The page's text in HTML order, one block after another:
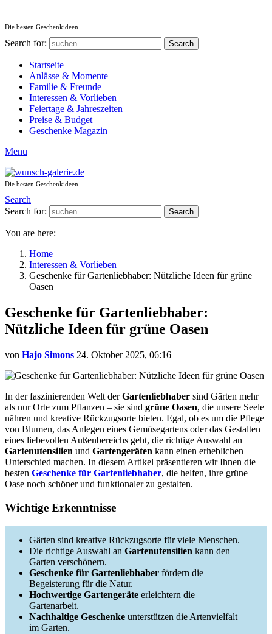
Die besten Geschenkideen
Search for: Search
Startseite
Anlässe & Momente
Familie & Freunde
Interessen & Vorlieben
Feiertage & Jahreszeiten
Preise & Budget
Geschenke Magazin
Menu
Die besten Geschenkideen
Search
Search for:
Search
You are here:
Home
Interessen & Vorlieben
Geschenke für Gartenliebhaber: Nützliche Ideen für grüne
Oasen
Geschenke für Gartenliebhaber:
Nützliche Ideen für grüne Oasen
von Hajo Simons 24. Oktober 2025, 06:16
In der faszinierenden Welt derGartenliebhaber sind Gärten mehr
als nur Orte zum Pflanzen – sie sind grüne Oasen, die unsere Seele
nähren und kreative Rückzugsorte bieten. Egal, ob es um die Pflege
von Blumen, das Anlegen eines Gemüsegartens oder das Gestalten
eines liebevollen Außenbereichs geht, die richtige Auswahl an
Gartenutensilien und Gartengeräten kann einen erheblichen
Unterschied machen. In diesem Artikel präsentieren wir Ihnen die
besten Geschenke für Gartenliebhaber, die helfen, ihre grüne
Oase noch schöner und funktionaler zu gestalten.
Wichtige Erkenntnisse
Gärten sind kreative Rückzugsorte für viele Menschen.
Die richtige Auswahl an Gartenutensilien kann den
Garten verschönern.
Geschenke für Gartenliebhaber fördern die
Begeisterung für die Natur.
Hochwertige Gartengeräte erleichtern die
Gartenarbeit.
Nachhaltige Geschenke unterstützen die Artenvielfalt
im Garten.